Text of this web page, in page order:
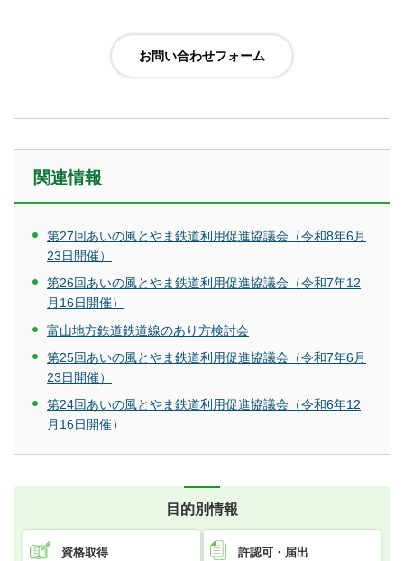
関連情報
第27回あいの風とやま鉄道利用促進協議会（令和8年6月
23日開催）
第26回あいの風とやま鉄道利用促進協議会（令和7年12
月16日開催）
富山地方鉄道鉄道線のあり方検討会
第25回あいの風とやま鉄道利用促進協議会（令和7年6月
23日開催）
第24回あいの風とやま鉄道利用促進協議会（令和6年12
月16日開催）
目的別情報
資格取得 許認可・届出